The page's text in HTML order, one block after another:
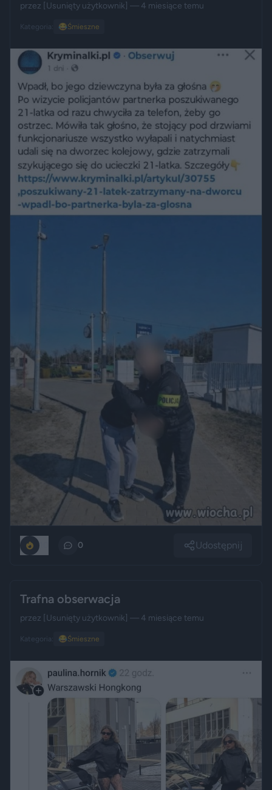
przez [Usunięty użytkownik] — 4 miesiące temu
Kategoria: 😂Śmieszne
0 Udostępnij
Trafna obserwacja
przez [Usunięty użytkownik] — 4 miesiące temu
Kategoria: 😂Śmieszne